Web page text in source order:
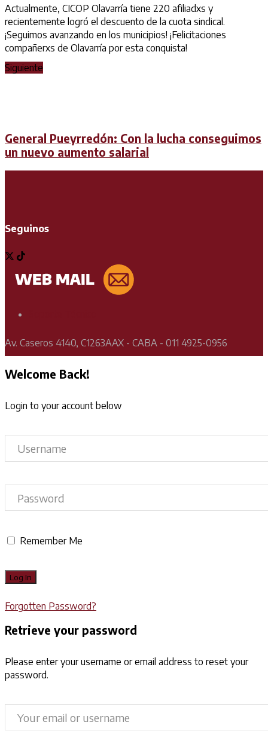
Actualmente, CICOP Olavarría tiene 220 afiliadxs y
recientemente logró el descuento de la cuota sindical.
¡Seguimos avanzando en los municipios! ¡Felicitaciones
compañerxs de Olavarría por esta conquista!
Siguiente
General Pueyrredón: Con la lucha conseguimos
un nuevo aumento salarial
Seguinos
Av. Caseros 4140, C1263AAX - CABA - 011 4925-0956
Welcome Back!
Login to your account below
Remember Me
Forgotten Password?
Retrieve your password
Please enter your username or email address to reset your
password.